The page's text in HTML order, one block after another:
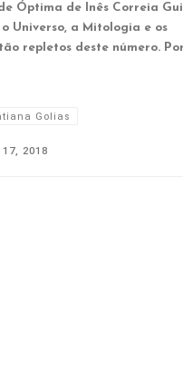
Óptima de Inês Correia
Universo, a Mitologia e os
repletos deste número.
Golias
2018